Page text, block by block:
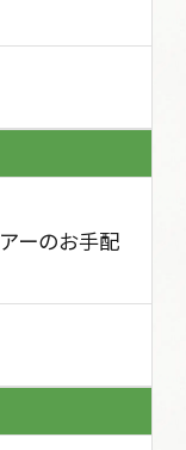
ーのお手配